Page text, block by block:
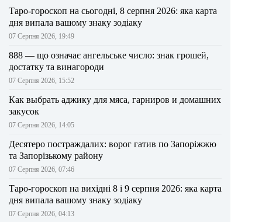
Таро-гороскоп на сьогодні, 8 серпня 2026: яка карта
дня випала вашому знаку зодіаку
07 Серпня 2026, 19:49
888 — що означає ангельське число: знак грошей,
достатку та винагороди
07 Серпня 2026, 15:52
Как выбрать аджику для мяса, гарниров и домашних
закусок
07 Серпня 2026, 14:05
Десятеро постраждалих: ворог гатив по Запоріжжю
та Запорізькому району
07 Серпня 2026, 07:46
Таро-гороскоп на вихідні 8 і 9 серпня 2026: яка карта
дня випала вашому знаку зодіаку
07 Серпня 2026, 04:13